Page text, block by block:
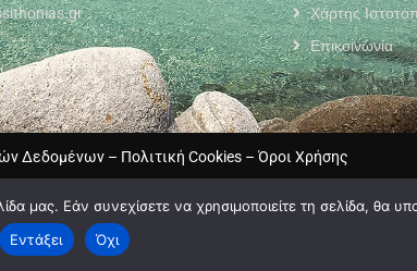
Χάρτης
Επικοινωνία
Δεδομένων – Πολιτική Cookies – Όροι Χρήσης
byMyCompany Projects
μας. Εάν συνεχίσετε να χρησιμοποιείτε τη σελίδα, θα
Εντάξει
Όχι